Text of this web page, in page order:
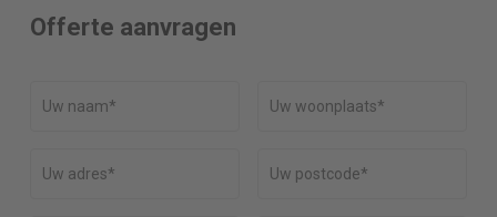
Offerte aanvragen